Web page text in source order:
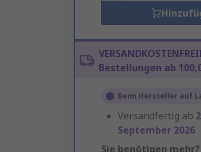
Bestellungen ab
Beim Hersteller auf
Versandfertig ab
September 2026
Sie benötigen mehr?